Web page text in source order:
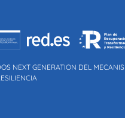
NEXT GENERATION DEL